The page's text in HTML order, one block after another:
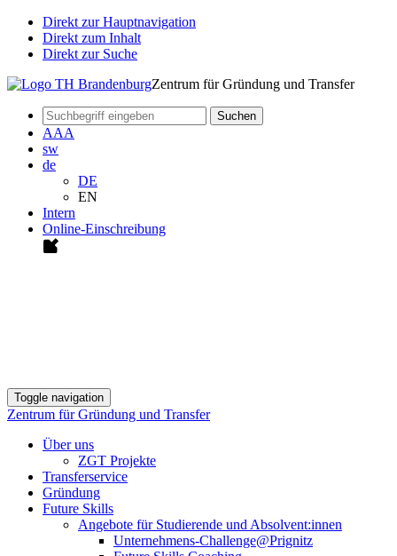
Direkt zur Hauptnavigation
Direkt zum Inhalt
Direkt zur Suche
Suchen
AAA
sw
de
DE
EN
Intern
Online-Einschreibung
Zentrum für Gründung und Transfer
Toggle navigation
Zentrum für Gründung und Transfer
Über uns
ZGT Projekte
Transferservice
Gründung
Future Skills
Angebote für Studierende und Absolvent:innen
Unternehmens-Challenge@Prignitz